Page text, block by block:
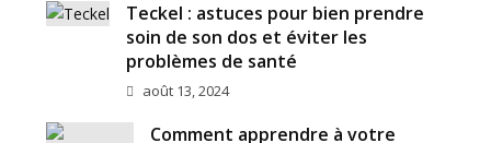
Teckel : astuces pour bien prendre
soin de son dos et éviter les
problèmes de santé
août 13, 2024
Comment apprendre à votre